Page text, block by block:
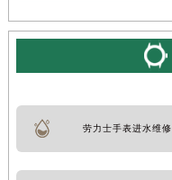
劳力士手表进水维修